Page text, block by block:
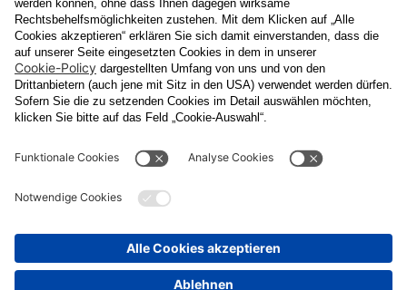
Datenschutzerklärung
Ja , ich erlaube, dass meine personenbezogenen Daten, nämlich
Name undE-Mail-Adressefür personalisierte Zusendungen per E-
Mail, die Informationen über Events und das
Veranstaltungsprogramm vom Congress Center Baden
enthalten, von der "CCB" Congress Center Baden
Betriebsgesellschaft m.b.H. verarbeitet werden.
Die Verarbeitung meiner Daten erfolgt entsprechend der
Datenschutzerklärung der Casinos Austria Aktiengesellschaft und
unterwww.casinos.at/datenschutzabrufen und einsehen kann. Die
Einwilligung kann ich jederzeit postalisch an "CCB" Congress
2500 Baden, per E-Mail an
datenschutz@cal.at
oder in jeder elektronischen Zusendung
nicht berührt.